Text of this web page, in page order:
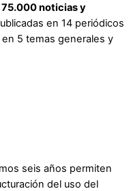
75.000 noticias y
en 14 periódicos
en 5 temas generales y
seis años permiten
del uso del